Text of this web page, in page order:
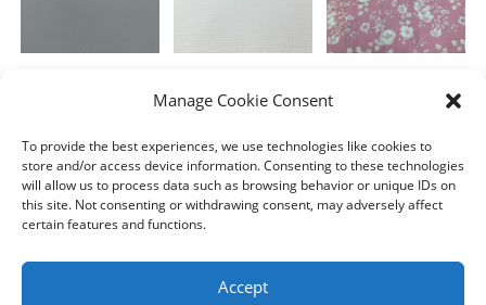
Manage Cookie Consent
To provide the best experiences, we use technologies like cookies to
store and/or access device information. Consenting to these technologies
will allow us to process data such as browsing behavior or unique IDs on
this site. Not consenting or withdrawing consent, may adversely affect
certain features and functions.
Accept
4.00€ /m
Lisa korvi
Riina
4.00€ /m
Lisa korvi
4.00€ /m